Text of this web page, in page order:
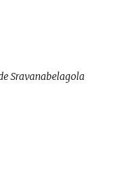
Sravanabelagola